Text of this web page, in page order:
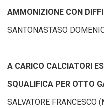
AMMONIZIONE CON
SANTONASTASO
A CARICO CALCIATORI
SQUALIFICA PER OTTO
SALVATORE FRANCESCO